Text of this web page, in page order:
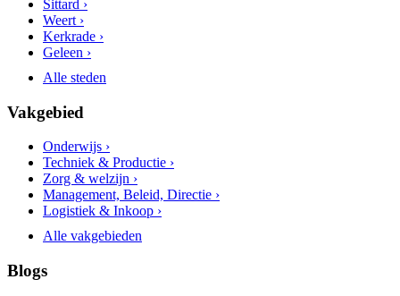
Sittard ›
Weert ›
Kerkrade ›
Geleen ›
Alle steden
Vakgebied
Onderwijs ›
Techniek & Productie ›
Zorg & welzijn ›
Management, Beleid, Directie ›
Logistiek & Inkoop ›
Alle vakgebieden
Blogs